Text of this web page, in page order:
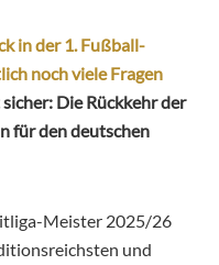
in der 1. Fußball-
noch viele Fragen
Die Rückkehr der
für den deutschen
Meister 2025/26
und